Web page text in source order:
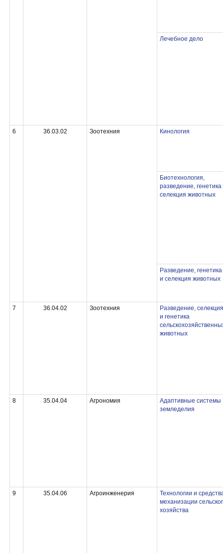
Лечебное дело
6 36.03.02 Зоотехния Кинология
Биотехнология,
разведение, генетика
селекция животных
Разведение, генетика
и селекция животных
7 36.04.02 Зоотехния
Разведение, селекция
и генетика
животных
8 35.04.04 Агрономия
Адаптивные системы
земледелия
9 35.04.06 Агроинженерия
Технологии и
механизации
хозяйства